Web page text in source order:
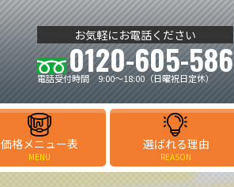
お気軽にお電話ください
0120-605-586
電話受付時間 9:00～18:00（日曜祝日定休）
価格メニュー表
MENU
選ばれる理由
REASON